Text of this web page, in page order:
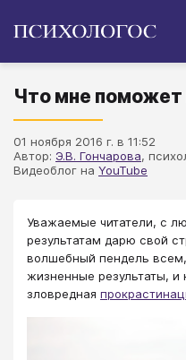
Что мне поможет
01 ноября 2016 г. в 11:52
Автор: Э.В. Гончарова,
Видеоблог на YouTube
Уважаемые читатели, с
результатам дарю свой
волшебный пендель
жизненные результаты, и
зловредная